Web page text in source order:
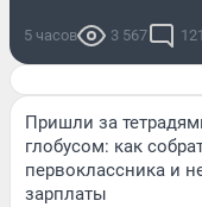
5 часов 3 567 121
Пришли за
глобусом: как
первоклассника и
зарплаты